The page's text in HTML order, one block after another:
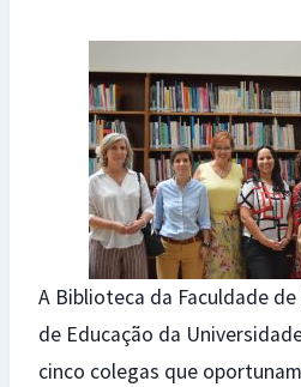
A Biblioteca da Faculdade
de Educação da
cinco colegas que